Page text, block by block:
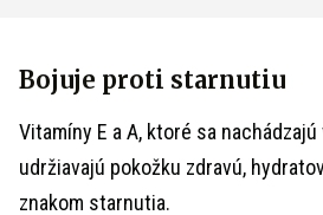
Bojuje proti starnutiu
Vitamíny E a A, ktoré sa
udržiavajú pokožku zdravú,
znakom starnutia.